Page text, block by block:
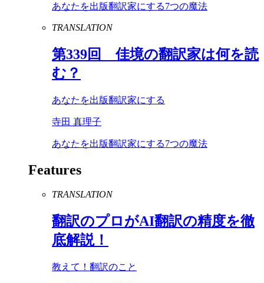
あなたを出版翻訳家にする7つの魔法
TRANSLATION
第339回 佳境の翻訳家は何を読
む？
あなたを出版翻訳家にする
寺田 真理子
あなたを出版翻訳家にする7つの魔法
Features
TRANSLATION
翻訳のプロがAI翻訳の精度を徹
底解説！
教えて！翻訳のこと